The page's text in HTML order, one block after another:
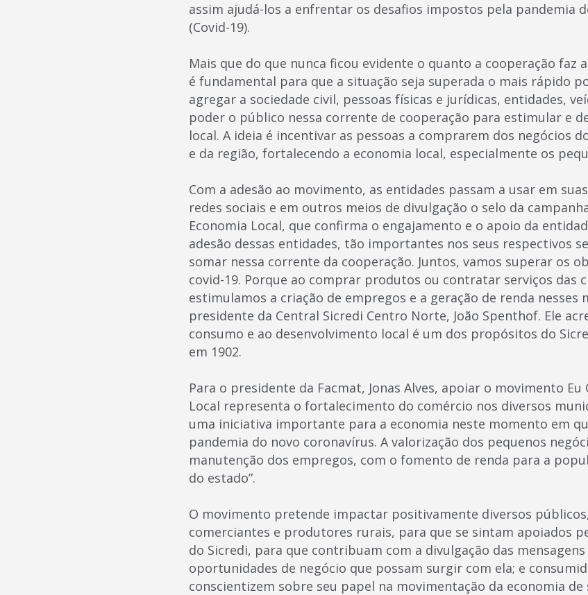
assim ajudá-los a enfrentar os desafios impostos pela pandemia
(Covid-19).
Mais que do que nunca ficou evidente o quanto a cooperação faz
é fundamental para que a situação seja superada o mais rápido
agregar a sociedade civil, pessoas físicas e jurídicas, entidades,
poder o público nessa corrente de cooperação para estimular e
local. A ideia é incentivar as pessoas a comprarem dos negócios
e da região, fortalecendo a economia local, especialmente os
Com a adesão ao movimento, as entidades passam a usar em
redes sociais e em outros meios de divulgação o selo da
Economia Local, que confirma o engajamento e o apoio da
adesão dessas entidades, tão importantes nos seus respectivos
somar nessa corrente da cooperação. Juntos, vamos superar os
covid-19. Porque ao comprar produtos ou contratar serviços das
estimulamos a criação de empregos e a geração de renda nesses
presidente da Central Sicredi Centro Norte, João Spenthof. Ele
consumo e ao desenvolvimento local é um dos propósitos do
em 1902.
Para o presidente da Facmat, Jonas Alves, apoiar o movimento Eu
Local representa o fortalecimento do comércio nos diversos
uma iniciativa importante para a economia neste momento em
pandemia do novo coronavírus. A valorização dos pequenos
manutenção dos empregos, com o fomento de renda para a
do estado”.
O movimento pretende impactar positivamente diversos
comerciantes e produtores rurais, para que se sintam apoiados
do Sicredi, para que contribuam com a divulgação das
oportunidades de negócio que possam surgir com ela; e
conscientizem sobre seu papel na movimentação da economia